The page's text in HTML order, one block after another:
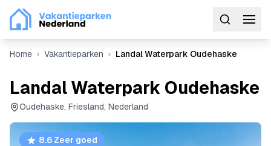
Home Vakantieparken Landal Waterpark Oudehaske
Landal Waterpark Oudehaske
Oudehaske, Friesland, Nederland
8.6 Zeer goed